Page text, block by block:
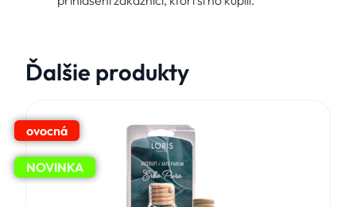
Ďalšie produkty
ovocná
NOVINKA